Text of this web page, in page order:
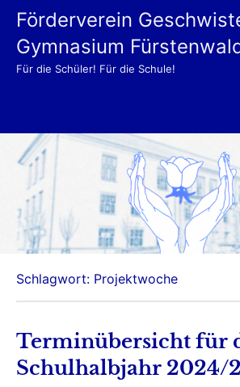
Zum
springen
Förderverein
Gymnasium
Für die Schüler! Für die Schule!
Schlagwort: Projektwoche
Terminübersicht für
Schulhalbjahr 2024/